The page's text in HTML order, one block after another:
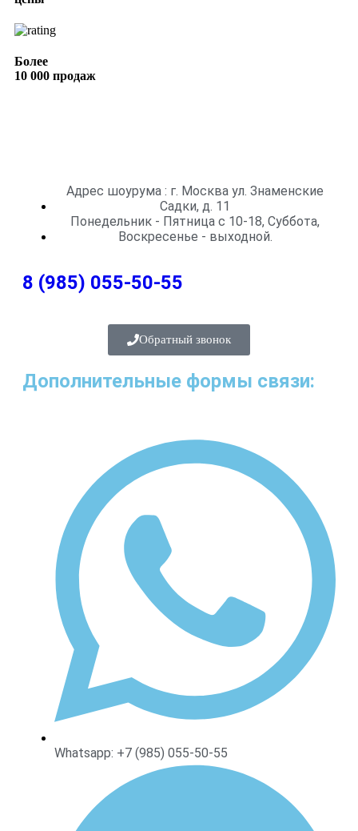
Более
10 000 продаж
Адрес шоурума : г. Москва ул. Знаменские
Садки, д. 11
Понедельник - Пятница с 10-18, Суббота,
Воскресенье - выходной.
8 (985) 055-50-55
Обратный звонок
Дополнительные формы связи:
Whatsapp: +7 (985) 055-50-55